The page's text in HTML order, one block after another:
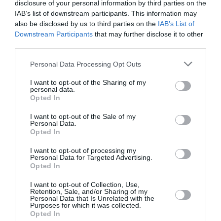
disclosure of your personal information by third parties on the
IAB’s list of downstream participants. This information may
also be disclosed by us to third parties on the IAB’s List of
Downstream Participants that may further disclose it to other
Please note that this website/app uses one or more Google
not limited to your visit or usage behaviour. You may click to
grant or deny consent to Google and its third-party tags to
use your data for below specified purposes in below Google
consent section.
Personal Data Processing Opt Outs
I want to opt-out of the Sharing of my
personal data.
Opted In
I want to opt-out of the Sale of my
Personal Data.
Opted In
I want to opt-out of processing my
Personal Data for Targeted Advertising.
Opted In
I want to opt-out of Collection, Use,
Retention, Sale, and/or Sharing of my
Personal Data that Is Unrelated with the
Purposes for which it was collected.
Opted In
του World Cup 2027, με την ομάδα του Βασίλη
Σπανούλη να βρίσκεται με την πλάτη στον τοίχο,
μετά τις ήττες από Ρουμανί...